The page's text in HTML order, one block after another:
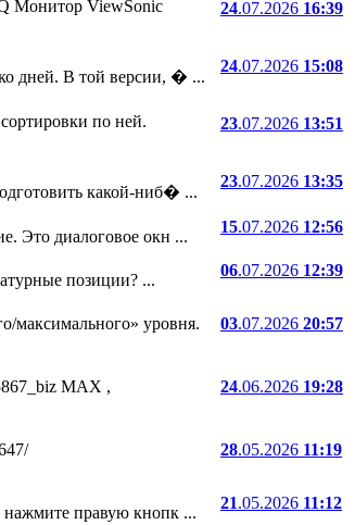
Монитор ViewSonic
24.07.2026 16:39
дней. В той версии, � ...
24.07.2026 15:08
по ней.
23.07.2026 13:51
какой-ниб� ...
23.07.2026 13:35
Это диалоговое окн ...
15.07.2026 12:56
позиции? ...
06.07.2026 12:39
уровня.
03.07.2026 20:57
MAX ,
24.06.2026 19:28
28.05.2026 11:19
нажмите правую кнопк ...
21.05.2026 11:12